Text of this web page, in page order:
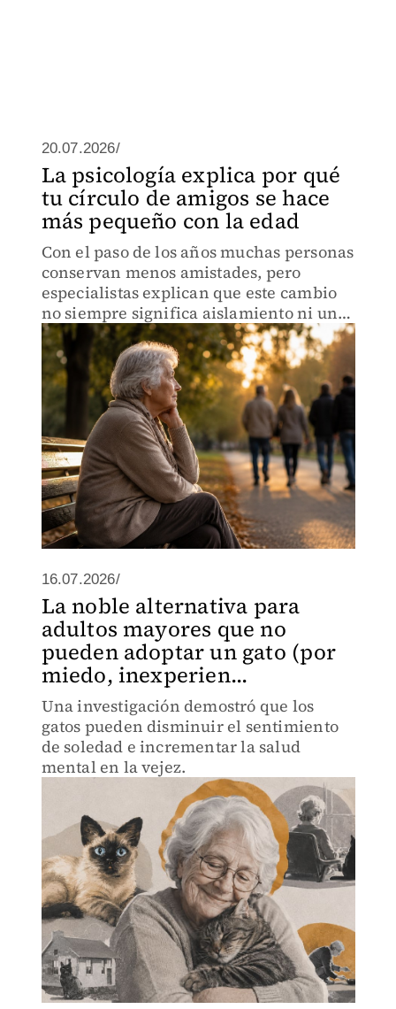
20.07.2026/
La psicología explica por qué
tu círculo de amigos se hace
más pequeño con la edad
Con el paso de los años muchas personas
conservan menos amistades, pero
especialistas explican que este cambio
no siempre significa aislamiento ni un
problema de salud mental.
16.07.2026/
La noble alternativa para
adultos mayores que no
pueden adoptar un gato (por
miedo, inexperien...
Una investigación demostró que los
gatos pueden disminuir el sentimiento
de soledad e incrementar la salud
mental en la vejez.